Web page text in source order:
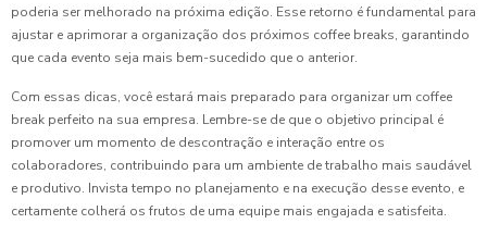
poderia ser melhorado na próxima edição. Esse retorno é fundamental para
ajustar e aprimorar a organização dos próximos coffee breaks, garantindo
que cada evento seja mais bem-sucedido que o anterior.
Com essas dicas, você estará mais preparado para organizar um coffee
break perfeito na sua empresa. Lembre-se de que o objetivo principal é
promover um momento de descontração e interação entre os
colaboradores, contribuindo para um ambiente de trabalho mais saudável
e produtivo. Invista tempo no planejamento e na execução desse evento, e
certamente colherá os frutos de uma equipe mais engajada e satisfeita.